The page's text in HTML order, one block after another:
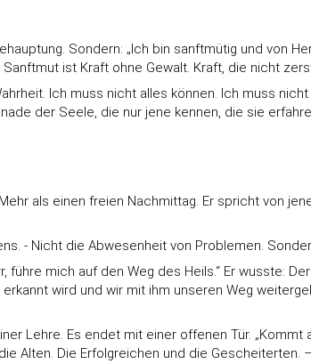
Sondern: „Ich bin sanftmütig und von
ist Kraft ohne Gewalt. Kraft, die nicht
Ich muss nicht alles können. Ich muss
der Seele, die nur jene kennen, die sie
als einen freien Nachmittag. Er spricht von
- Nicht die Abwesenheit von Problemen.
mich auf den Weg des Heils.“ Er wusste:
wird und wir mit ihm unseren Weg
Lehre. Es endet mit einer offenen Tür. „Kommt
Alten. Die Erfolgreichen und die Gescheiterten.